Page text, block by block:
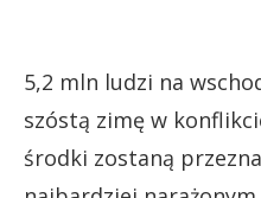
5,2 mln ludzi na
szóstą zimę w
środki zostaną